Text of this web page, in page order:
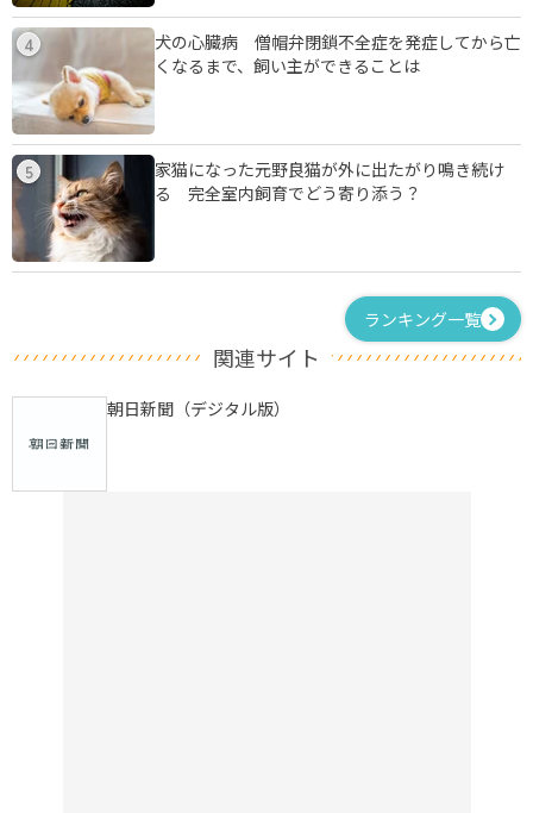
4
犬の心臓病 僧帽弁閉鎖不全症を発症してから亡
くなるまで、飼い主ができることは
5
家猫になった元野良猫が外に出たがり鳴き続け
る 完全室内飼育でどう寄り添う？
ランキング一覧
関連サイト
朝日新聞（デジタル版）